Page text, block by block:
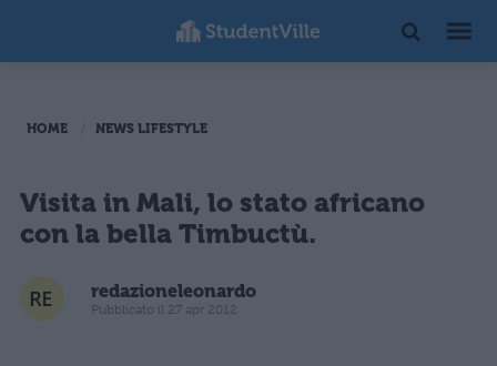
HOME NEWS LIFESTYLE
Visita in Mali, lo stato africano
con la bella Timbuctù.
redazioneleonardo
Pubblicato il 27 apr 2012